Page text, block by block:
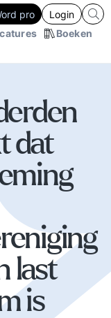
Boeken
pro Login
dat
last
is